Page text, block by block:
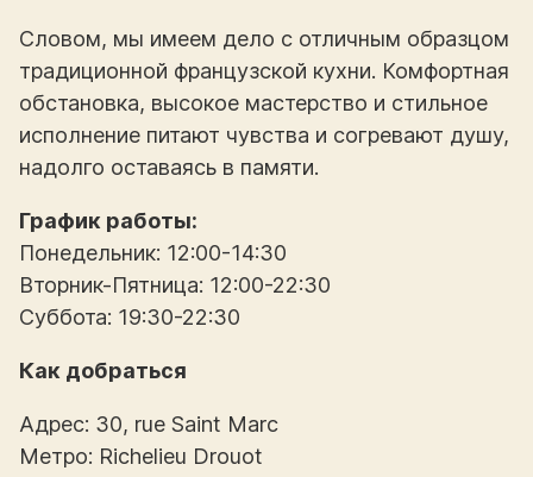
Словом, мы имеем дело с отличным образцом
традиционной французской кухни. Комфортная
обстановка, высокое мастерство и стильное
исполнение питают чувства и согревают душу,
надолго оставаясь в памяти.
График работы:
Понедельник: 12:00-14:30
Вторник-Пятница: 12:00-22:30
Суббота: 19:30-22:30
Как добраться
Адрес: 30, rue Saint Marc
Метро: Richelieu Drouot